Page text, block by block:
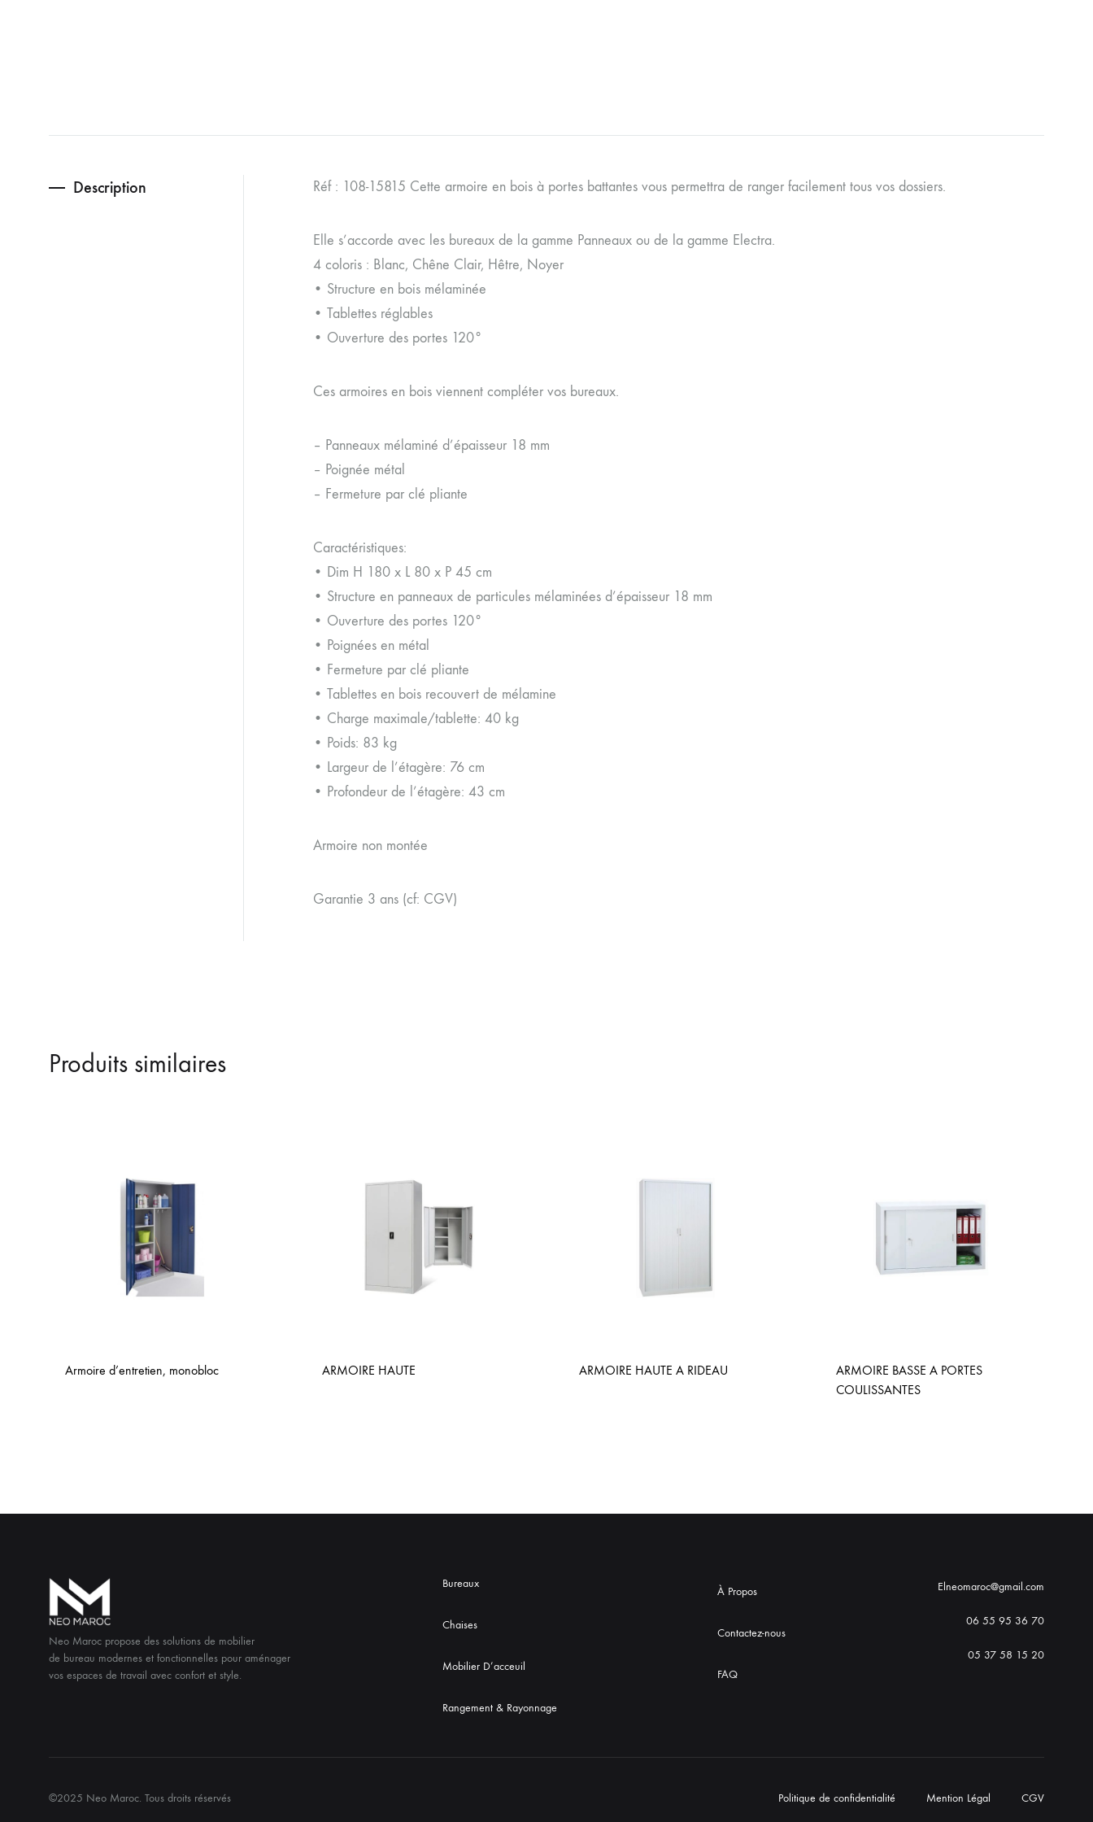
Description Réf : 108-15815 Cette armoire en bois à portes battantes vous permettra de ranger facilement tous vos dossiers.
Elle s’accorde avec les bureaux de la gamme Panneaux ou de la gamme Electra.
4 coloris : Blanc, Chêne Clair, Hêtre, Noyer
• Structure en bois mélaminée
• Tablettes réglables
• Ouverture des portes 120°
Ces armoires en bois viennent compléter vos bureaux.
– Panneaux mélaminé d’épaisseur 18 mm
– Poignée métal
– Fermeture par clé pliante
Caractéristiques:
• Dim H 180 x L 80 x P 45 cm
• Structure en panneaux de particules mélaminées d’épaisseur 18 mm
• Ouverture des portes 120°
• Poignées en métal
• Fermeture par clé pliante
• Tablettes en bois recouvert de mélamine
• Charge maximale/tablette: 40 kg
• Poids: 83 kg
• Largeur de l’étagère: 76 cm
• Profondeur de l’étagère: 43 cm
Armoire non montée
Garantie 3 ans (cf: CGV)
Produits similaires
Armoire d’entretien, monobloc ARMOIRE HAUTE ARMOIRE HAUTE A RIDEAU
ARMOIRE BASSE A PORTES
COULISSANTES
Neo Maroc propose des solutions de mobilier
de bureau modernes et fonctionnelles pour aménager
vos espaces de travail avec confort et style.
Bureaux
Chaises
Mobilier D’acceuil
Rangement & Rayonnage
À Propos
Contactez-nous
FAQ
Elneomaroc@gmail.com
06 55 95 36 70
05 37 58 15 20
©2025 Neo Maroc. Tous droits réservés Politique de confidentialité Mention Légal CGV